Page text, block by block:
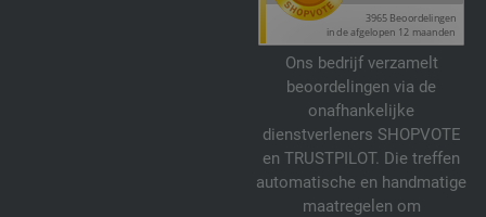
Ons bedrijf verzamelt
beoordelingen via de
onafhankelijke
dienstverleners SHOPVOTE
en TRUSTPILOT. Die treffen
automatische en handmatige
maatregelen om